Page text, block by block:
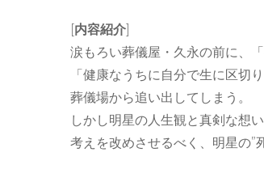
[内容紹介]
涙もろい葬儀屋・久永の前に、
「健康なうちに自分で生に区切
葬儀場から追い出してしまう。
しかし明星の人生観と真剣な想
考えを改めさせるべく、明星の